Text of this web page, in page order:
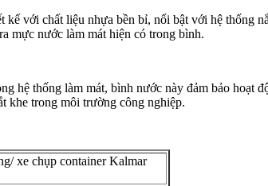
với chất liệu nhựa bền bỉ, nổi bật với hệ thống
mực nước làm mát hiện có trong bình.
hệ thống làm mát, bình nước này đảm bảo hoạt
khe trong môi trường công nghiệp.
xe chụp container Kalmar